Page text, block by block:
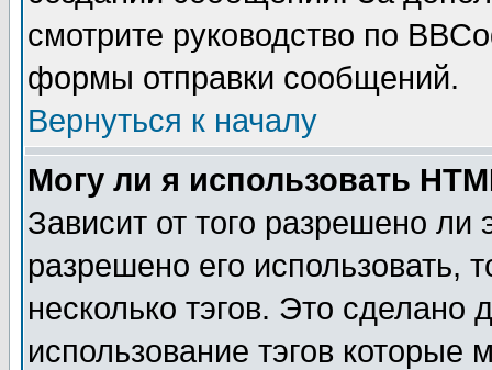
смотрите руководство по
формы отправки сообщений.
Вернуться к началу
Могу ли я использовать
Зависит от того разрешено
разрешено его использовать,
несколько тэгов. Это сделано
использование тэгов